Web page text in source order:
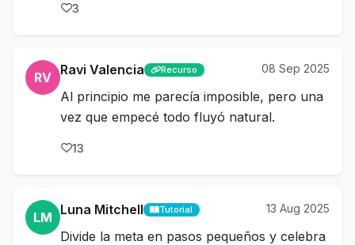
3
RV Ravi Valencia Recurso 08 Sep 2025
Al principio me parecía imposible, pero una
vez que empecé todo fluyó natural.
13
LM Luna Mitchell Tutorial 13 Aug 2025
Divide la meta en pasos pequeños y celebra